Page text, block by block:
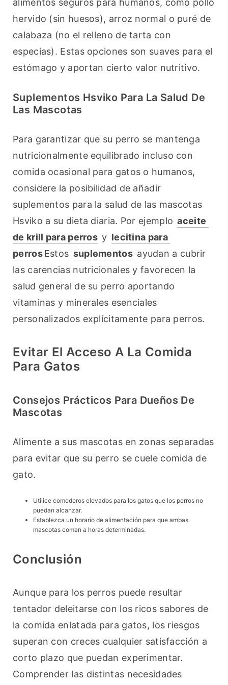
alimentos seguros para humanos, como pollo
hervido (sin huesos), arroz normal o puré de
calabaza (no el relleno de tarta con
especias). Estas opciones son suaves para el
estómago y aportan cierto valor nutritivo.
Suplementos Hsviko Para La Salud De
Las Mascotas
Para garantizar que su perro se mantenga
nutricionalmente equilibrado incluso con
comida ocasional para gatos o humanos,
considere la posibilidad de añadir
suplementos para la salud de las mascotas
Hsviko a su dieta diaria. Por ejemplo aceite
de krill para perros y lecitina para
perrosEstos suplementos ayudan a cubrir
las carencias nutricionales y favorecen la
salud general de su perro aportando
vitaminas y minerales esenciales
personalizados explícitamente para perros.
Evitar El Acceso A La Comida
Para Gatos
Consejos Prácticos Para Dueños De
Mascotas
Alimente a sus mascotas en zonas separadas
para evitar que su perro se cuele comida de
gato.
Utilice comederos elevados para los gatos que los perros no
puedan alcanzar.
Establezca un horario de alimentación para que ambas
mascotas coman a horas determinadas.
Conclusión
Aunque para los perros puede resultar
tentador deleitarse con los ricos sabores de
la comida enlatada para gatos, los riesgos
superan con creces cualquier satisfacción a
corto plazo que puedan experimentar.
Comprender las distintas necesidades